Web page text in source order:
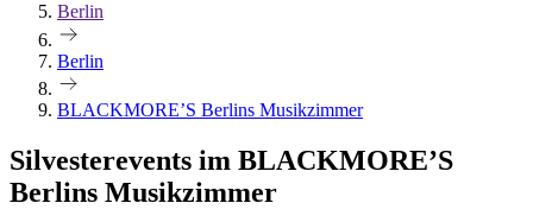
Berlin
Berlin
BLACKMORE’S Berlins Musikzimmer
Silvesterevents im BLACKMORE’S
Berlins Musikzimmer